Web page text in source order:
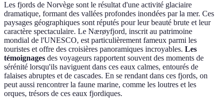
Les fjords de Norvège sont le résultat d'une activité glaciaire
dramatique, formant des vallées profondes inondées par la mer. Ces
paysages géographiques sont réputés pour leur beauté brute et leur
caractère spectaculaire. Le Nærøyfjord, inscrit au patrimoine
mondial de l'UNESCO, est particulièrement fameux parmi les
touristes et offre des croisières panoramiques incroyables. Les
témoignages des voyageurs rapportent souvent des moments de
sérénité lorsqu'ils naviguent dans ces eaux calmes, entourés de
falaises abruptes et de cascades. En se rendant dans ces fjords, on
peut aussi rencontrer la faune marine, comme les loutres et les
orques, trésors de ces eaux fjordiques.